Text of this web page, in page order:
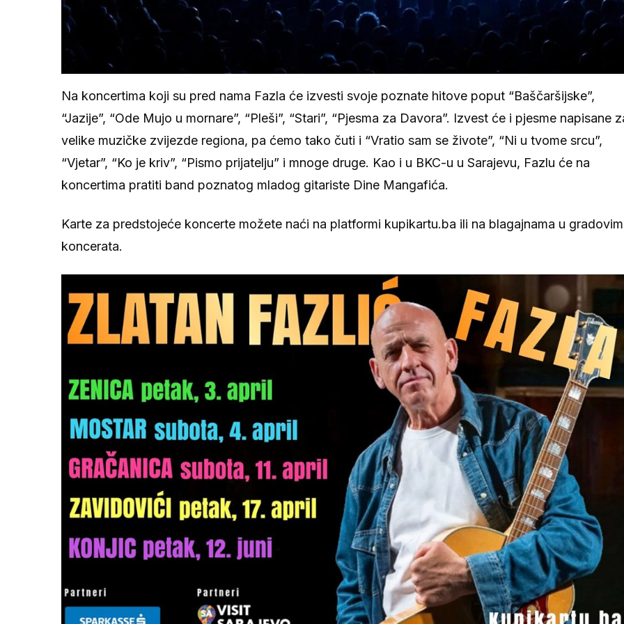
Na koncertima koji su pred nama Fazla će izvesti svoje poznate hitove poput “Baščaršijske”,
“Jazije”, “Ode Mujo u mornare”, “Pleši”, “Stari”, “Pjesma za Davora”. Izvest će i pjesme napisane
velike muzičke zvijezde regiona, pa ćemo tako čuti i “Vratio sam se živote”, “Ni u tvome srcu”,
“Vjetar”, “Ko je kriv”, “Pismo prijatelju” i mnoge druge. Kao i u BKC-u u Sarajevu, Fazlu će na
koncertima pratiti band poznatog mladog gitariste Dine Mangafića.
Karte za predstojeće koncerte možete naći na platformi kupikartu.ba ili na blagajnama u
koncerata.